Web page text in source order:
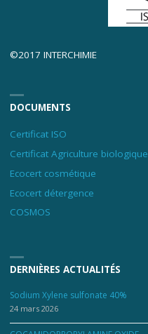
©2017 INTERCHIMIE
DOCUMENTS
Certificat ISO
Certificat Agriculture biologique
Ecocert cosmétique
Ecocert détergence
COSMOS
DERNIÈRES ACTUALITÉS
Sodium Xylene sulfonate 40%
24 mars 2026